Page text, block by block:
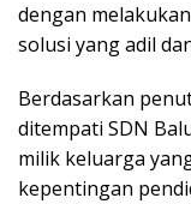
dengan
solusi yang adil
Berdasarkan
ditempati SDN
milik keluarga
kepentingan